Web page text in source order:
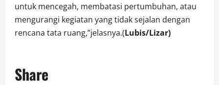
untuk mencegah, membatasi pertumbuhan, atau
mengurangi kegiatan yang tidak sejalan dengan
rencana tata ruang,”jelasnya.(Lubis/Lizar)
Share